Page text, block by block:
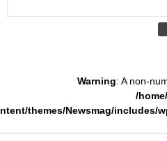
Warning: A non-
/
themes/Newsmag/includes/